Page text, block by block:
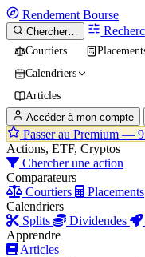
Rendement Bourse
Chercher…
Courtiers
Calendriers
Articles
Accéder à mon compte
Passer au Premium —
Actions, ETF, Cryptos
Chercher une action
Comparateurs
Courtiers
Placements
Calendriers
Splits
Dividendes
Apprendre
Articles